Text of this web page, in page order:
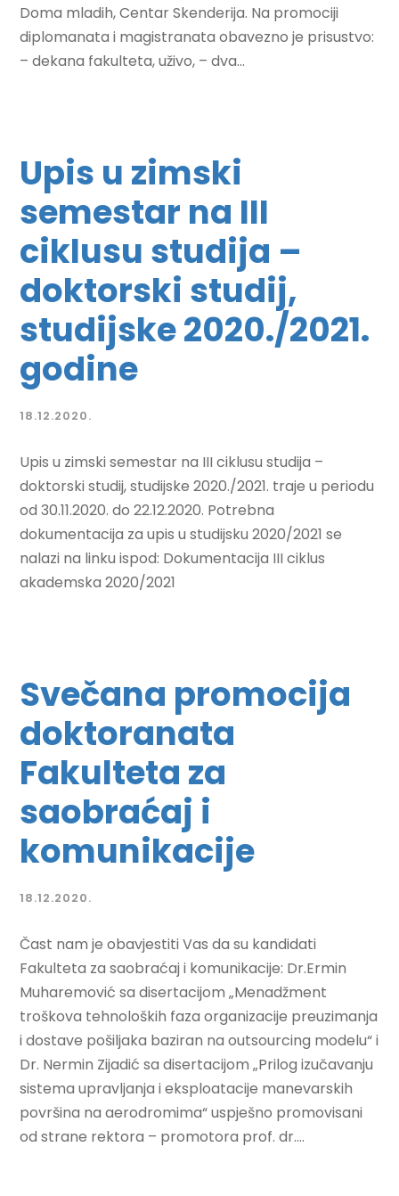
Doma mladih, Centar Skenderija. Na promociji
diplomanata i magistranata obavezno je prisustvo:
– dekana fakulteta, uživo, – dva...
Upis u zimski
semestar na III
ciklusu studija –
doktorski studij,
studijske 2020./2021.
godine
18.12.2020.
Upis u zimski semestar na III ciklusu studija –
doktorski studij, studijske 2020./2021. traje u periodu
od 30.11.2020. do 22.12.2020. Potrebna
dokumentacija za upis u studijsku 2020/2021 se
nalazi na linku ispod: Dokumentacija III ciklus
akademska 2020/2021
Svečana promocija
doktoranata
Fakulteta za
saobraćaj i
komunikacije
18.12.2020.
Čast nam je obavjestiti Vas da su kandidati
Fakulteta za saobraćaj i komunikacije: Dr.Ermin
Muharemović sa disertacijom „Menadžment
troškova tehnoloških faza organizacije preuzimanja
i dostave pošiljaka baziran na outsourcing modelu“ i
Dr. Nermin Zijadić sa disertacijom „Prilog izučavanju
sistema upravljanja i eksploatacije manevarskih
površina na aerodromima“ uspješno promovisani
od strane rektora – promotora prof. dr....